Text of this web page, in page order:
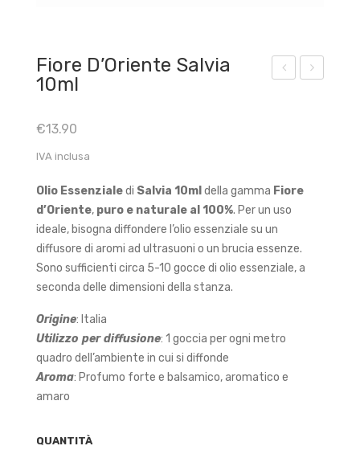
da
Fiore D’Oriente Salvia
10ml
€13.90
IVA inclusa
Olio Essenzialedi Salvia 10ml della gamma Fiore
d’Oriente, puro e naturale al 100%. Per un uso
ideale, bisogna diffondere l’olio essenziale su un
diffusore di aromi ad ultrasuoni o un brucia essenze.
Sono sufficienti circa 5-10 gocce di olio essenziale, a
seconda delle dimensioni della stanza.
Origine: Italia
Utilizzo per diffusione: 1 goccia per ogni metro
quadro dell’ambiente in cui si diffonde
Aroma: Profumo forte e balsamico, aromatico e
amaro
QUANTITÀ